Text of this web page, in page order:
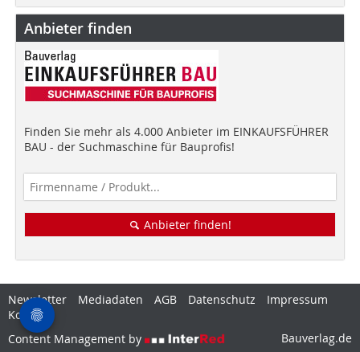
Anbieter finden
Finden Sie mehr als 4.000 Anbieter im EINKAUFSFÜHRER
BAU - der Suchmaschine für Bauprofis!
Anbieter finden!
Newsletter Mediadaten AGB Datenschutz
Impressum
Kontakt
Content Management by
Bauverlag.de